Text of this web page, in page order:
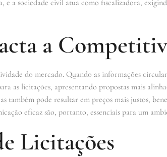
e a sociedade civil atua como fiscalizadora,
a
do mercado. Quando as informações
as licitações, apresentando propostas mais
também pode resultar em preços mais justos,
eficaz são, portanto, essenciais para um
Licitações